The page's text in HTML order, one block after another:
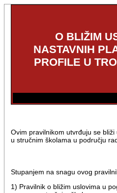
O BLIŽIM
NASTAVNIH
PROFILE U
Ovim pravilnikom utvrđuju se
u stručnim školama u području
Stupanjem na snagu ovog
1) Pravilnik o bližim uslovima u